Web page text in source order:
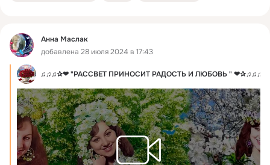
Анна Маслак
добавлена 28 июля 2024 в 17:43
♫♫♫✰❤ "РАССВЕТ ПРИНОСИТ РАДОСТЬ И ЛЮБОВЬ " ❤✰♫♫♫